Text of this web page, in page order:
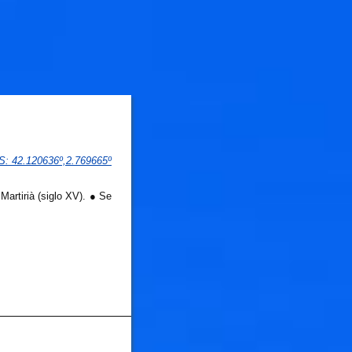
: 42.120636º,2.769665º
(siglo XV). ● Se